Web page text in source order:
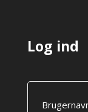
Log ind